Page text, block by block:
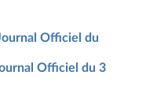
Officiel du
Officiel du 3